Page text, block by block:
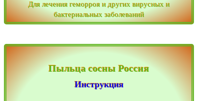
Для лечения геморроя и других вирусных и
бактериальных заболеваний
Пыльца сосны Россия
Инструкция